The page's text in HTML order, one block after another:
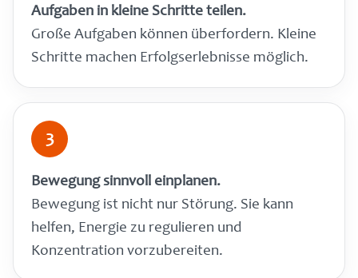
Aufgaben in kleine Schritte teilen.
Große Aufgaben können überfordern. Kleine
Schritte machen Erfolgserlebnisse möglich.
3
Bewegung sinnvoll einplanen.
Bewegung ist nicht nur Störung. Sie kann
helfen, Energie zu regulieren und
Konzentration vorzubereiten.